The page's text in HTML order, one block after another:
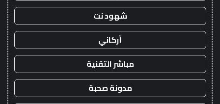
شهود نت
أركاني
مباشر التقنية
مدونة صحبة